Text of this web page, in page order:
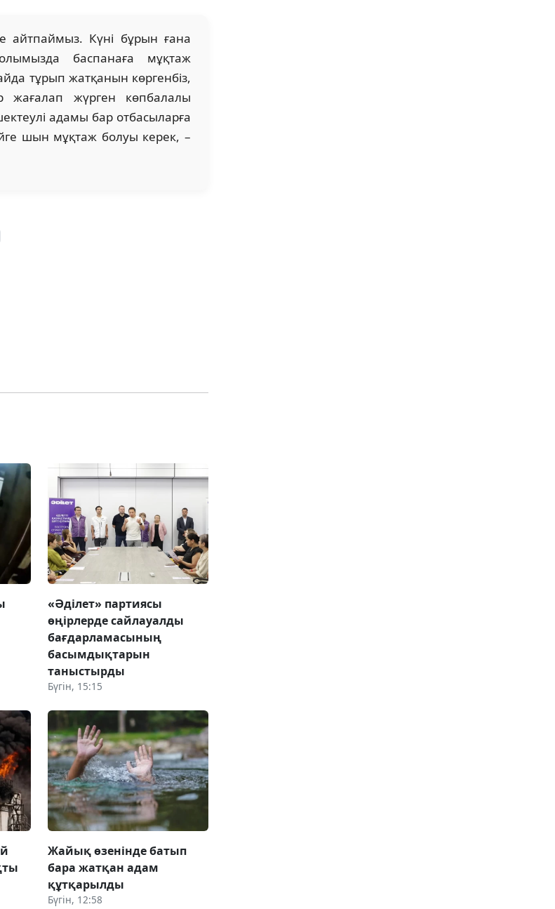
айтпаймыз. Күні бұрын ғана
баспанаға мұқтаж
тұрып жатқанын көргенбіз,
жағалап жүрген көпбалалы
адамы бар отбасыларға
шын мұқтаж болуы керек, –
«Әділет» партиясы
өңірлерде сайлауалды
бағдарламасының
басымдықтарын
таныстырды
Бүгін, 15:15
Жайық өзенінде батып
бара жатқан адам
құтқарылды
Бүгін, 12:58